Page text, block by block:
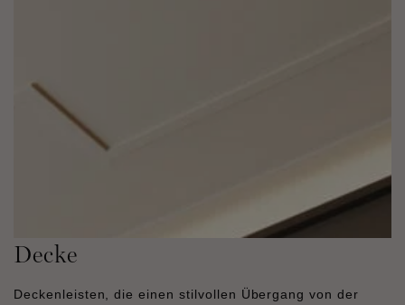
Decke
Deckenleisten, die einen stilvollen Übergang von der